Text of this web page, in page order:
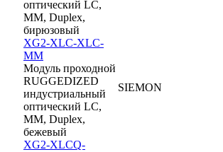
оптический LC,
MM, Duplex,
бирюзовый
XG2-XLC-XLC-
MM
Модуль проходной
RUGGEDIZED
индустриальный
оптический LC,
MM, Duplex,
бежевый
SIEMON
XG2-XLCQ-